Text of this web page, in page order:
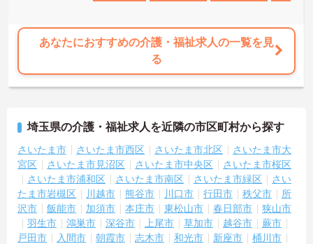
あなたにおすすめの介護・福祉求人の一覧を見
る
埼玉県の介護・福祉求人を近隣の市区町村から探す
さいたま市 さいたま市西区 さいたま市北区
さいたま市大
宮区
さいたま市見沼区 さいたま市中央区
さいたま市桜区
さいたま市浦和区
さいたま市南区 さいたま市緑区
さい
たま市岩槻区
川越市 熊谷市 川口市 行田市 秩父市
所
沢市
飯能市 加須市 本庄市 東松山市 春日部市
狭山市
羽生市
鴻巣市 深谷市 上尾市 草加市 越谷市
蕨市
戸田市
入間市 朝霞市 志木市 和光市 新座市
桶川市